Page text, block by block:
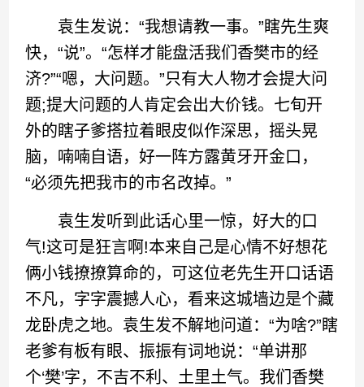
袁生发说：“我想请教一事。”瞎先生爽
快，“说”。“怎样才能盘活我们香樊市的经
济?”“嗯，大问题。”只有大人物才会提大问
题;提大问题的人肯定会出大价钱。七旬开
外的瞎子爹搭拉着眼皮似作深思，摇头晃
脑，喃喃自语，好一阵方露黄牙开金口，
“必须先把我市的市名改掉。”
袁生发听到此话心里一惊，好大的口
气!这可是狂言啊!本来自己是心情不好想花
俩小钱撩撩算命的，可这位老先生开口话语
不凡，字字震撼人心，看来这城墙边是个藏
龙卧虎之地。袁生发不解地问道：“为啥?”瞎
老爹有板有眼、振振有词地说：“单讲那
个‘樊’字，不吉不利、土里土气。我们香樊